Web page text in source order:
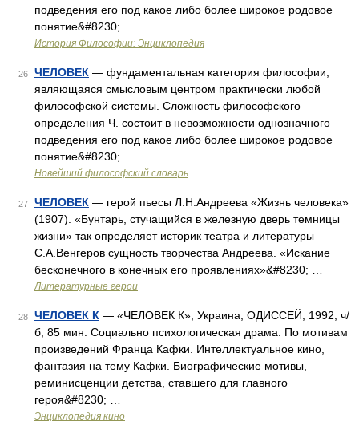
подведения его под какое либо более широкое родовое
понятие&#8230; …
История Философии: Энциклопедия
26 ЧЕЛОВЕК — фундаментальная категория философии,
являющаяся смысловым центром практически любой
философской системы. Сложность философского
определения Ч. состоит в невозможности однозначного
подведения его под какое либо более широкое родовое
понятие&#8230; …
Новейший философский словарь
27 ЧЕЛОВЕК — герой пьесы Л.Н.Андреева «Жизнь человека»
(1907). «Бунтарь, стучащийся в железную дверь темницы
жизни» так определяет историк театра и литературы
С.А.Венгеров сущность творчества Андреева. «Искание
бесконечного в конечных его проявлениях»&#8230; …
Литературные герои
28 ЧЕЛОВЕК К — «ЧЕЛОВЕК К», Украина, ОДИССЕЙ, 1992, ч/
б, 85 мин. Социально психологическая драма. По мотивам
произведений Франца Кафки. Интеллектуальное кино,
фантазия на тему Кафки. Биографические мотивы,
реминисценции детства, ставшего для главного
героя&#8230; …
Энциклопедия кино